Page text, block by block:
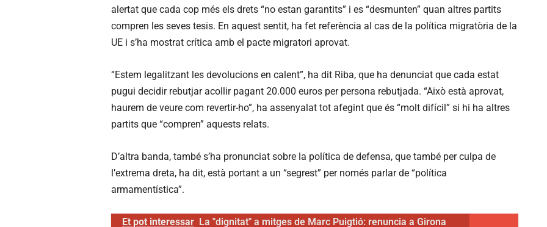
alertat que cada cop més els drets “no estan garantits” i es “desmunten” quan altres partits
compren les seves tesis. En aquest sentit, ha fet referència al cas de la política migratòria de la
UE i s’ha mostrat crítica amb el pacte migratori aprovat.
“Estem legalitzant les devolucions en calent”, ha dit Riba, que ha denunciat que cada estat
pugui decidir rebutjar acollir pagant 20.000 euros per persona rebutjada. “Això està aprovat,
haurem de veure com revertir-ho”, ha assenyalat tot afegint que és “molt difícil” si hi ha altres
partits que “compren” aquests relats.
D’altra banda, també s’ha pronunciat sobre la política de defensa, que també per culpa de
l’extrema dreta, ha dit, està portant a un “segrest” per només parlar de “política
armamentística”.
Et pot interessar La "dignitat" a mitges de Marc Puigtió: renuncia a Girona